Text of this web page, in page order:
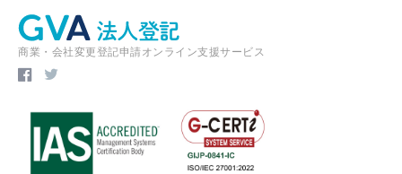
商業・会社変更登記申請オンライン支援サービス